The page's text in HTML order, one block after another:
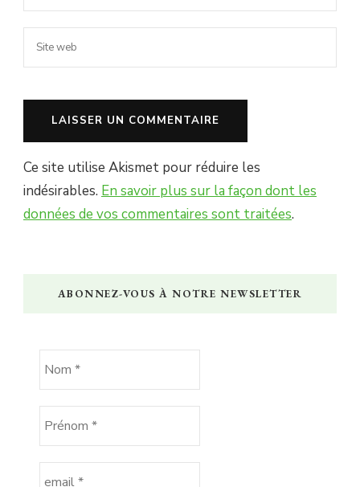
Ce site utilise Akismet pour réduire les
indésirables. En savoir plus sur la façon dont les
données de vos commentaires sont traitées.
ABONNEZ-VOUS À NOTRE NEWSLETTER